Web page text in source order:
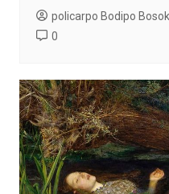
policarpo Bodipo
0